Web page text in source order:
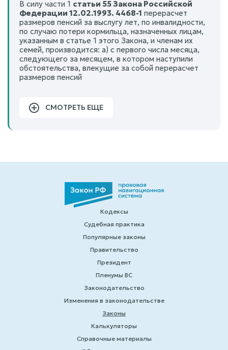
В силу части 1 статьи 55 Закона Российской
Федерации 12.02.1993. 4468-1 перерасчет
размеров пенсий за выслугу лет, по инвалидности,
по случаю потери кормильца, назначенных лицам,
указанным в статье 1 этого Закона, и членам их
семей, производится: а) с первого числа месяца,
следующего за месяцем, в котором наступили
обстоятельства, влекущие за собой перерасчет
размеров пенсий
СМОТРЕТЬ ЕЩЕ
Кодексы
Судебная практика
Популярные законы
Правительство
Президент
Пленумы ВС
Законодательство
Изменения в законодательстве
Законы
Калькуляторы
Справочные материалы